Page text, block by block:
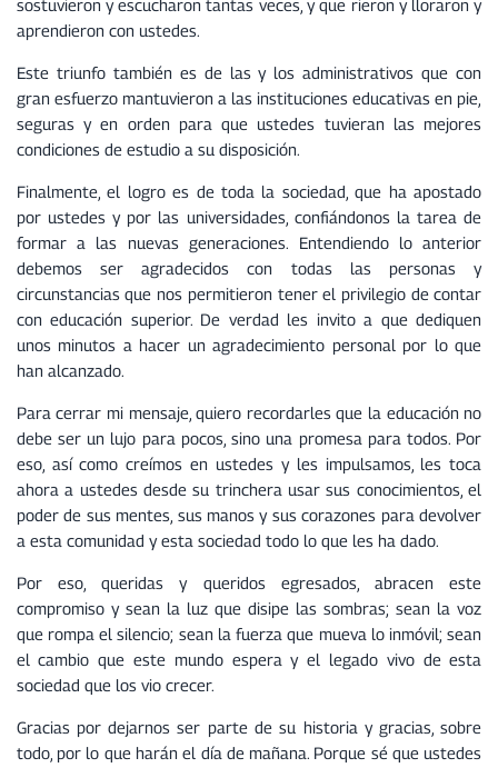
sostuvieron y escucharon tantas veces, y que rieron y lloraron y
aprendieron con ustedes.
Este triunfo también es de las y los administrativos que con
gran esfuerzo mantuvieron a las instituciones educativas en pie,
seguras y en orden para que ustedes tuvieran las mejores
condiciones de estudio a su disposición.
Finalmente, el logro es de toda la sociedad, que ha apostado
por ustedes y por las universidades, confiándonos la tarea de
formar a las nuevas generaciones. Entendiendo lo anterior
debemos ser agradecidos con todas las personas y
circunstancias que nos permitieron tener el privilegio de contar
con educación superior. De verdad les invito a que dediquen
unos minutos a hacer un agradecimiento personal por lo que
han alcanzado.
Para cerrar mi mensaje, quiero recordarles que la educación no
debe ser un lujo para pocos, sino una promesa para todos. Por
eso, así como creímos en ustedes y les impulsamos, les toca
ahora a ustedes desde su trinchera usar sus conocimientos, el
poder de sus mentes, sus manos y sus corazones para devolver
a esta comunidad y esta sociedad todo lo que les ha dado.
Por eso, queridas y queridos egresados, abracen este
compromiso y sean la luz que disipe las sombras; sean la voz
que rompa el silencio; sean la fuerza que mueva lo inmóvil; sean
el cambio que este mundo espera y el legado vivo de esta
sociedad que los vio crecer.
Gracias por dejarnos ser parte de su historia y gracias, sobre
todo, por lo que harán el día de mañana. Porque sé que ustedes